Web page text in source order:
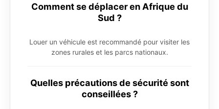
Comment se déplacer en Afrique du
Sud ?
Louer un véhicule est recommandé pour visiter les
zones rurales et les parcs nationaux.
Quelles précautions de sécurité sont
conseillées ?